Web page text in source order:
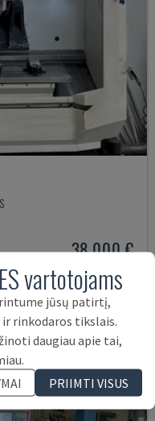
38.000 €
vartotojams
jūsų patirtį,
rinkodaros tikslais.
daugiau apie tai,
PRIIMTI VISUS